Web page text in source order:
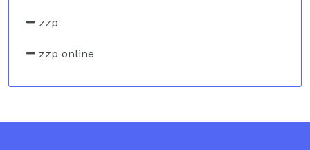
zzp
zzp online